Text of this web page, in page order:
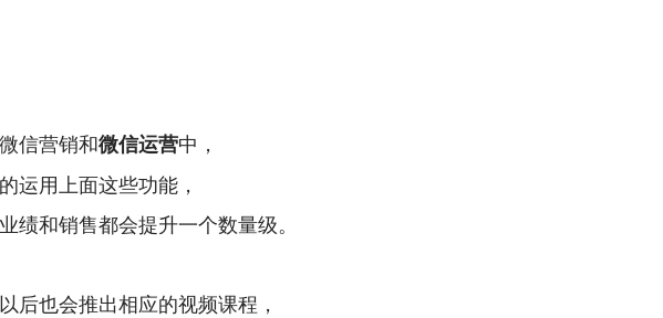
信营销和微信运营中，
运用上面这些功能，
绩和销售都会提升一个数量级。
后也会推出相应的视频课程，